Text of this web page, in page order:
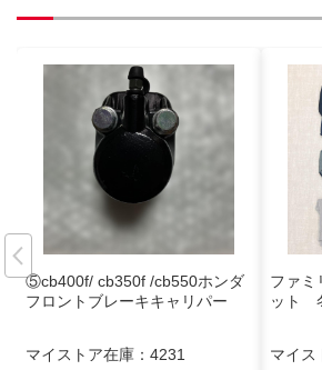
⑤cb400f/ cb350f /cb550ホンダ
フロントブレーキキャリパー
マイストア在庫： 4231
ファ
ット
マイス